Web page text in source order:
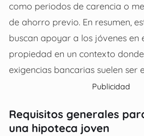
como periodos de carencia o
de ahorro previo. En resumen,
buscan apoyar a los jóvenes en
propiedad en un contexto
exigencias bancarias suelen ser
Publicidad
Requisitos generales
una hipoteca joven